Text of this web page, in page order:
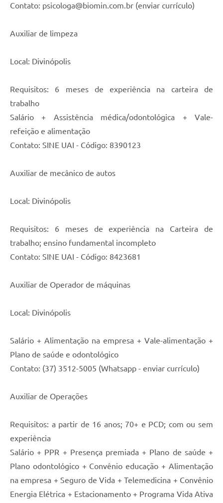
Contato: psicologa@biomin.com.br (enviar currículo)
Auxiliar de limpeza
Local: Divinópolis
Requisitos: 6 meses de experiência na carteira de
trabalho
Salário + Assistência médica/odontológica + Vale-
refeição e alimentação
Contato: SINE UAI - Código: 8390123
Auxiliar de mecânico de autos
Local: Divinópolis
Requisitos: 6 meses de experiência na Carteira de
trabalho; ensino fundamental incompleto
Contato: SINE UAI - Código: 8423681
Auxiliar de Operador de máquinas
Local: Divinópolis
Salário + Alimentação na empresa + Vale-alimentação +
Plano de saúde e odontológico
Contato: (37) 3512-5005 (Whatsapp - enviar currículo)
Auxiliar de Operações
Requisitos: a partir de 16 anos; 70+ e PCD; com ou sem
experiência
Salário + PPR + Presença premiada + Plano de saúde +
Plano odontológico + Convênio educação + Alimentação
na empresa + Seguro de Vida + Telemedicina + Convênio
Energia Elétrica + Estacionamento + Programa Vida Ativa